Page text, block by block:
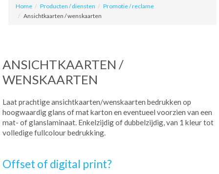
Home Producten / diensten
Promotie / reclame
Ansichtkaarten / wenskaarten
ANSICHTKAARTEN /
WENSKAARTEN
Laat prachtige ansichtkaarten/wenskaarten bedrukken op
hoogwaardig glans of mat karton en eventueel voorzien van een
mat- of glanslaminaat. Enkelzijdig of dubbelzijdig, van 1 kleur tot
volledige fullcolour bedrukking.
Offset of digital print?